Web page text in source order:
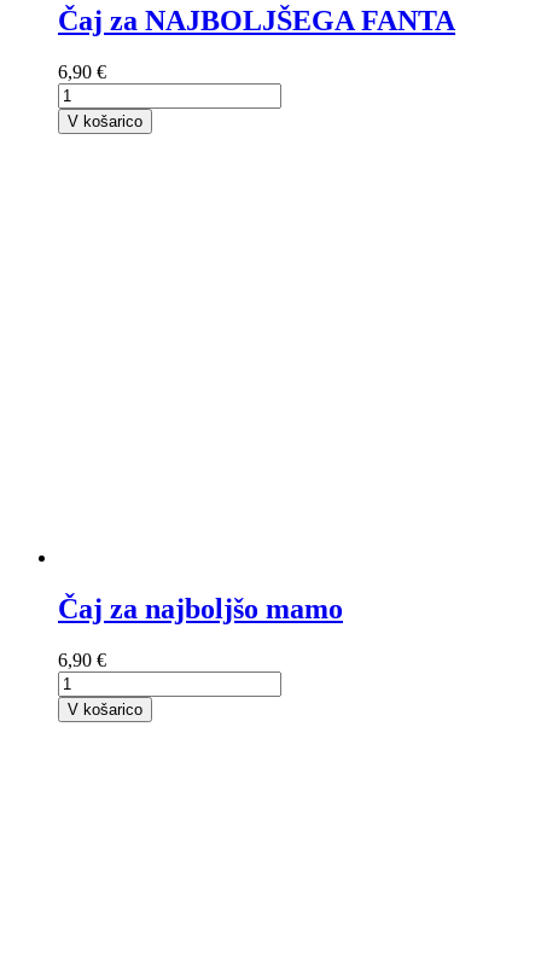
Čaj za NAJBOLJŠEGA FANTA
6,90 €
V košarico
Čaj za najboljšo mamo
6,90 €
V košarico